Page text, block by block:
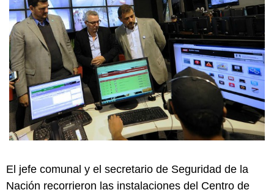
El jefe comunal y el secretario de Seguridad de la
Nación recorrieron las instalaciones del Centro de